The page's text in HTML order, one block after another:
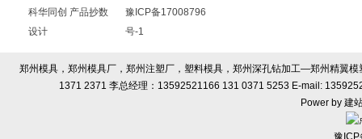
科华同创 产品抄数
设计
豫ICP备17008796
号-1
郑州模具，郑州模具厂，郑州注塑厂，塑料模具，郑州深孔钻加工—郑州精翼
1371 2371 李总经理：13592521166 131 0371 5253 E-mail:
Power by 建
豫